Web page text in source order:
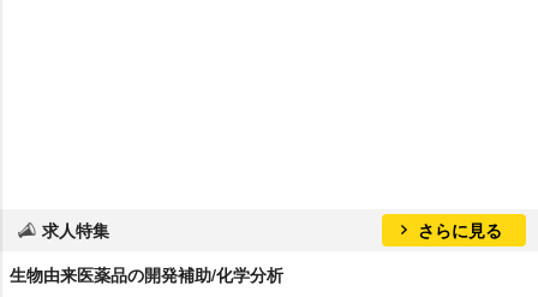
求人特集
さらに見る
生物由来医薬品の開発補助/化学分析